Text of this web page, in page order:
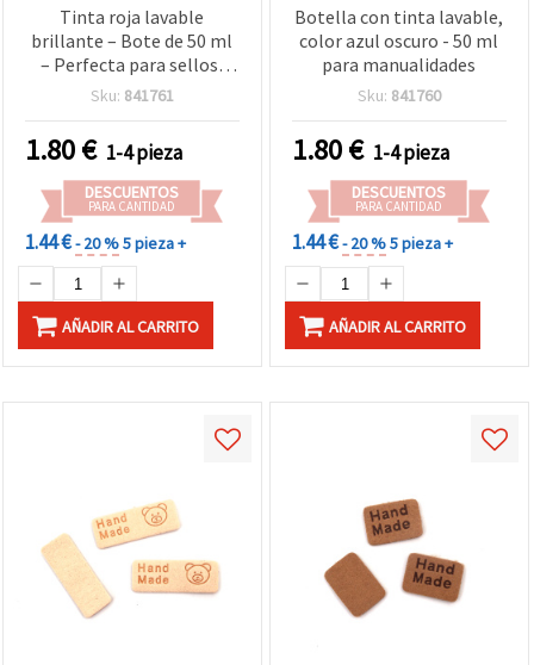
Tinta roja lavable
brillante – Bote de 50 ml
– Perfecta para sellos,
manualidades creativas y
Sku: 841761
1.80€ 1-4 pieza
DESCUENTOS
PARA CANTIDAD
1.44 €- 20 %5 pieza +
AÑADIR AL CARRITO
Botella con tinta lavable,
color azul oscuro - 50 ml
para manualidades
Sku: 841760
1.80€ 1-4 pieza
DESCUENTOS
PARA CANTIDAD
1.44 €- 20 %5 pieza +
AÑADIR AL CARRITO